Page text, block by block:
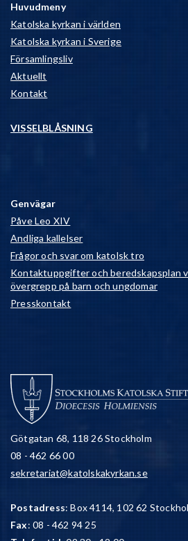
Huvudmeny
Katolska kyrkan i världen
Katolska kyrkan i Sverige
Församlingsliv
Aktuellt
Kontakt
VISSELBLÅSNING
Genvägar
Påve Leo XIV
Andliga kallelser
Frågor och svar om katolsk tro
Kontaktuppgifter och beredskapsplan
övergrepp på barn och ungdomar
Presskontakt
Götgatan 68, 118 26 Stockholm
08 - 462 66 00
sekretariat@katolskakyrkan.se
Postadress: Box 4114, 102 62
Fax: 08 - 462 94 25